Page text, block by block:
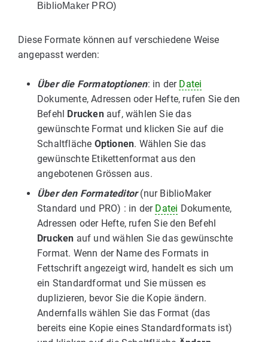
BiblioMaker PRO)
Diese Formate können auf verschiedene Weise
angepasst werden:
Über die Formatoptionen: in der Datei
Dokumente, Adressen oder Hefte, rufen Sie den
Befehl Druckenauf, wählen Sie das
gewünschte Format und klicken Sie auf die
Schaltfläche Optionen. Wählen Sie das
gewünschte Etikettenformat aus den
angebotenen Grössen aus.
Über den Formateditor(nur BiblioMaker
Standard und PRO) : in der Datei Dokumente,
Adressen oder Hefte, rufen Sie den Befehl
Drucken auf und wählen Sie das gewünschte
Format. Wenn der Name des Formats in
Fettschrift angezeigt wird, handelt es sich um
ein Standardformat und Sie müssen es
duplizieren, bevor Sie die Kopie ändern.
Andernfalls wählen Sie das Format (das
bereits eine Kopie eines Standardformats ist)